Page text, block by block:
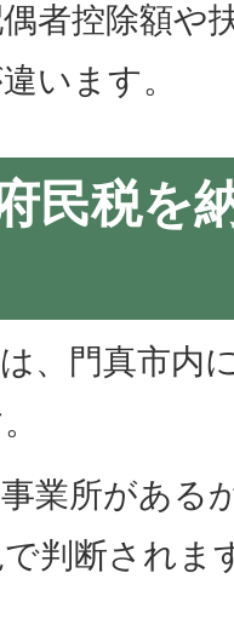
偶者控除額や
います。
民税を
、門真市内
業所がある
判断されま